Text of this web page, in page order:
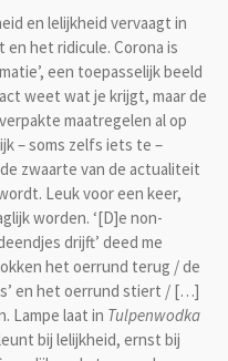
en lelijkheid vervaagt in
het ridicule. Corona is
een toepasselijk beeld
weet wat je krijgt, maar de
maatregelen al op
– soms zelfs iets te –
zwaarte van de actualiteit
Leuk voor een keer,
worden. ‘[D]e non-
drijft’ deed me
het oerrund terug / de
en het oerrund stiert / […]
Lampe laat in Tulpenwodka
bij lelijkheid, ernst bij